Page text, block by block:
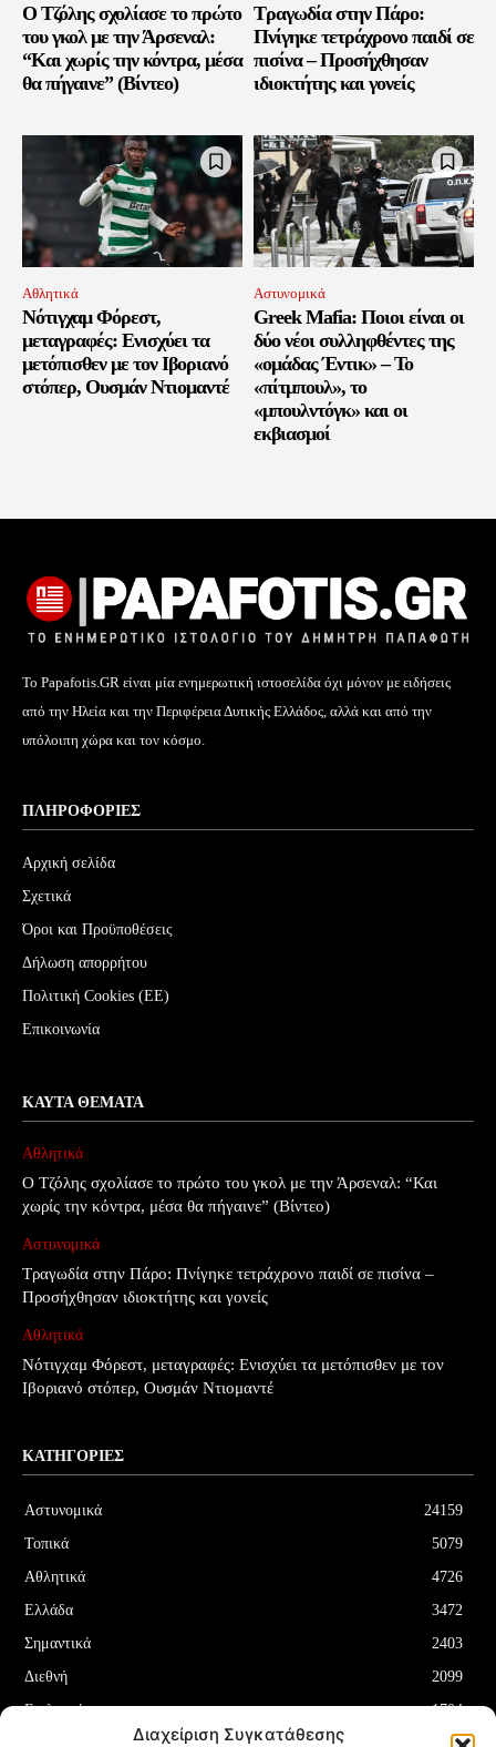
Διαχείριση Συγκατάθεσης
Ο Τζόλης σχολίασε το πρώτο
του γκολ με την Άρσεναλ:
“Και χωρίς την κόντρα, μέσα
θα πήγαινε” (Βίντεο)
Τραγωδία στην Πάρο:
Πνίγηκε τετράχρονο παιδί σε
πισίνα – Προσήχθησαν
ιδιοκτήτης και γονείς
Αθλητικά
Νότιγχαμ Φόρεστ,
μεταγραφές: Ενισχύει τα
μετόπισθεν με τον Ιβοριανό
στόπερ, Ουσμάν Ντιομαντέ
Αστυνομικά
Greek Mafia: Ποιοι είναι οι
δύο νέοι συλληφθέντες της
«ομάδας Έντικ» – Το
«πίτμπουλ», το
«μπουλντόγκ» και οι
εκβιασμοί
Το Papafotis.GR είναι μία ενημερωτική ιστοσελίδα όχι μόνον με ειδήσεις
από την Ηλεία και την Περιφέρεια Δυτικής Ελλάδος, αλλά και από την
υπόλοιπη χώρα και τον κόσμο.
ΠΛΗΡΟΦΟΡΊΕΣ
Αρχική σελίδα
Σχετικά
Όροι και Προϋποθέσεις
Δήλωση απορρήτου
Πολιτική Cookies (ΕΕ)
Επικοινωνία
ΚΑΥΤΆ ΘΈΜΑΤΑ
Αθλητικά
Ο Τζόλης σχολίασε το πρώτο του γκολ με την Άρσεναλ: “Και
χωρίς την κόντρα, μέσα θα πήγαινε” (Βίντεο)
Αστυνομικά
Τραγωδία στην Πάρο: Πνίγηκε τετράχρονο παιδί σε πισίνα –
Προσήχθησαν ιδιοκτήτης και γονείς
Αθλητικά
Νότιγχαμ Φόρεστ, μεταγραφές: Ενισχύει τα μετόπισθεν με τον
Ιβοριανό στόπερ, Ουσμάν Ντιομαντέ
ΚΑΤΗΓΟΡΊΕΣ
Αστυνομικά
24159
Τοπικά
5079
Αθλητικά
4726
Ελλάδα
3472
Σημαντικά
2403
Διεθνή
2099
Επιλεγμένα
1704
1180